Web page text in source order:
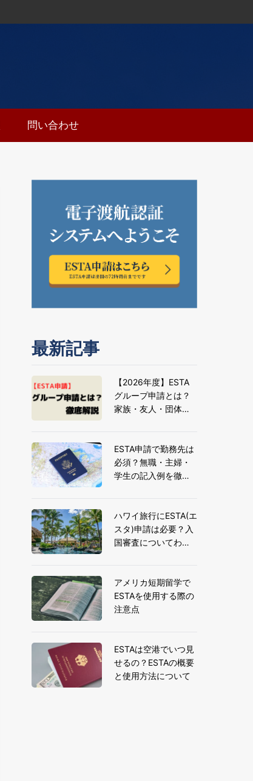
問い合わせ
最新記事
【2026年度】ESTA
グループ申請とは？
家族・友人・団体旅
ESTA申請で勤務先は
必須？無職・主婦・
学生の記入例を徹底
ハワイ旅行にESTA(エ
スタ)申請は必要？入
国審査についてわか
アメリカ短期留学で
ESTAを使用する際の
注意点
ESTAは空港でいつ見
せるの？ESTAの概要
と使用方法について